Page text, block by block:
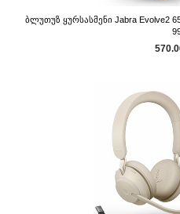
Ბლუთუზ Ყურსასმენი Jabra Evolve2